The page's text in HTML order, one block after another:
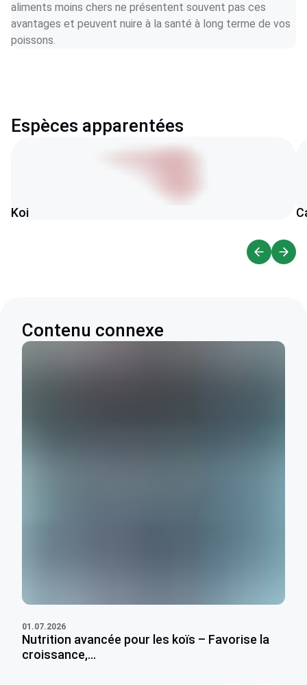
aliments moins chers ne présentent souvent pas ces
avantages et peuvent nuire à la santé à long terme de vos
poissons.
Espèces apparentées
Koi
Contenu connexe
01.07.2026
Nutrition avancée pour les koïs – Favorise la
croissance,...